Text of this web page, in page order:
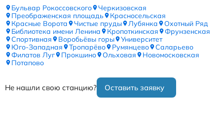
Бульвар Рокоссовского
Черкизовская
Преображенская площадь
Красносельская
Красные Ворота
Чистые пруды Лубянка
Охотный Ряд
Библиотека имени Ленина
Кропоткинская
Фрунзенская
Спортивная
Воробьёвы горы
Университет
Юго-Западная
Тропарёво Румянцево
Саларьево
Филатов Луг
Прокшино Ольховая
Новомосковская
Потапово
Не нашли свою станцию? Оставить заявку